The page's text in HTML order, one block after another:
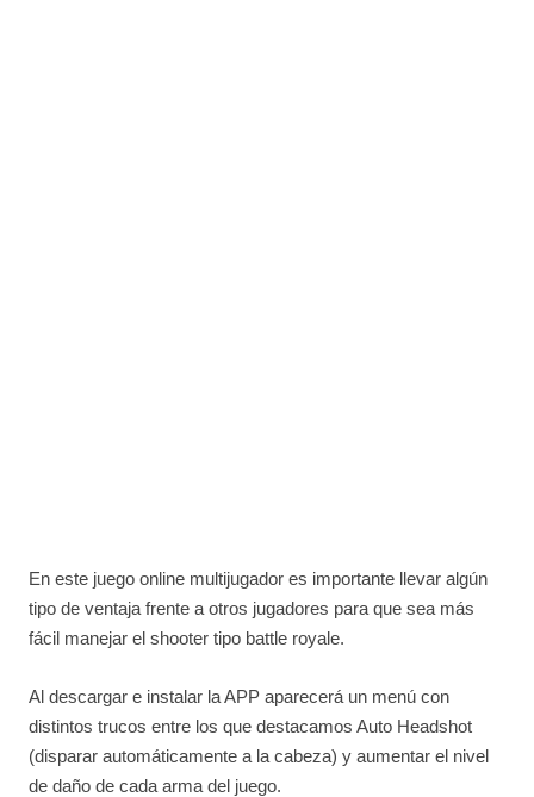
En este juego online multijugador es importante llevar algún
tipo de ventaja frente a otros jugadores para que sea más
fácil manejar el shooter tipo battle royale.
Al descargar e instalar la APP aparecerá un menú con
distintos trucos entre los que destacamos Auto Headshot
(disparar automáticamente a la cabeza) y aumentar el nivel
de daño de cada arma del juego.